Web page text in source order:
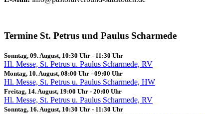
Termine St. Petrus und Paulus Scharmede
Sonntag, 09. August, 10:30 Uhr - 11:30 Uhr
Hl. Messe, St. Petrus u. Paulus Scharmede, RV
Montag, 10. August, 08:00 Uhr - 09:00 Uhr
Hl. Messe, St. Petrus u. Paulus Scharmede, HW
Freitag, 14. August, 19:00 Uhr - 20:00 Uhr
Hl. Messe, St. Petrus u. Paulus Scharmede, RV
Sonntag, 16. August, 10:30 Uhr - 11:30 Uhr